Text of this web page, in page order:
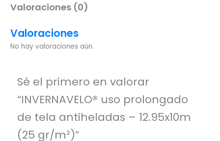
Valoraciones (0)
Valoraciones
No hay valoraciones aún.
Sé el primero en valorar
“INVERNAVELO® uso prolongado
de tela antiheladas – 12.95x10m
(25 gr/m²)”